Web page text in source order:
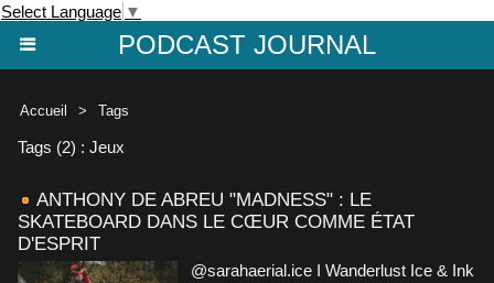
Select Language ▼
PODCAST JOURNAL
Accueil > Tags
Tags (2) : Jeux
ANTHONY DE ABREU "MADNESS" : LE
SKATEBOARD DANS LE CŒUR COMME ÉTAT
D'ESPRIT
@sarahaerial.ice I Wanderlust Ice & Ink